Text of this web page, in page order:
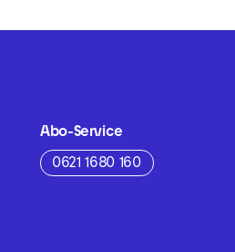
Abo-Service
0621 1680 160